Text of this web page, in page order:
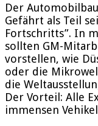
Der
Gefährt als Teil
Fortschritts”. In
sollten GM-
vorstellen, wie
oder die
die
Der Vorteil: Alle
immensen